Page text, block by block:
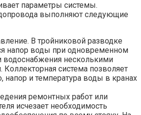
параметры системы.
выполняют следующие
В тройниковой разводке
напор воды при одновременном
водоснабжения несколькими
Коллекторная система позволяет
напор и температура воды в кранах
ремонтных работ или
исчезает необходимость